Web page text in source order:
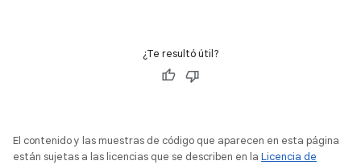
¿Te resultó útil?
El contenido y las muestras de código que aparecen en esta página
están sujetas a las licencias que se describen en la Licencia de